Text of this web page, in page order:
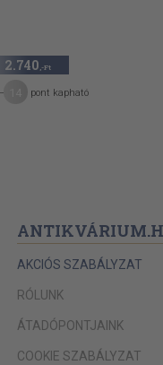
2.740 ,-Ft
pont kapható
AKCIÓS SZABÁLYZAT
RÓLUNK
ÁTADÓPONTJAINK
COOKIE SZABÁLYZAT